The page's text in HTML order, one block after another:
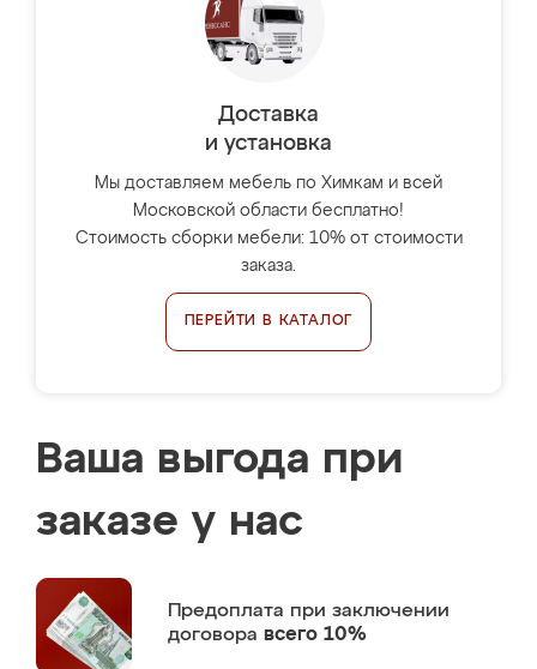
Доставка
и установка
Мы доставляем мебель по Химкам и всей
Московской области бесплатно!
Стоимость сборки мебели: 10% от стоимости
заказа.
ПЕРЕЙТИ В КАТАЛОГ
Ваша выгода при
заказе у нас
Предоплата при заключении
договора всего 10%